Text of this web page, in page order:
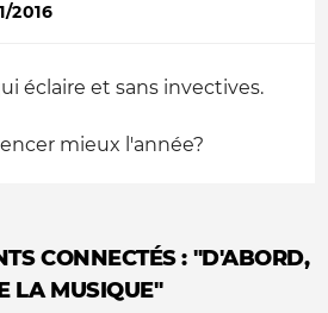
2016
éclaire et sans invectives.
mieux l'année?
CONNECTÉS : "D'ABORD,
LA MUSIQUE"